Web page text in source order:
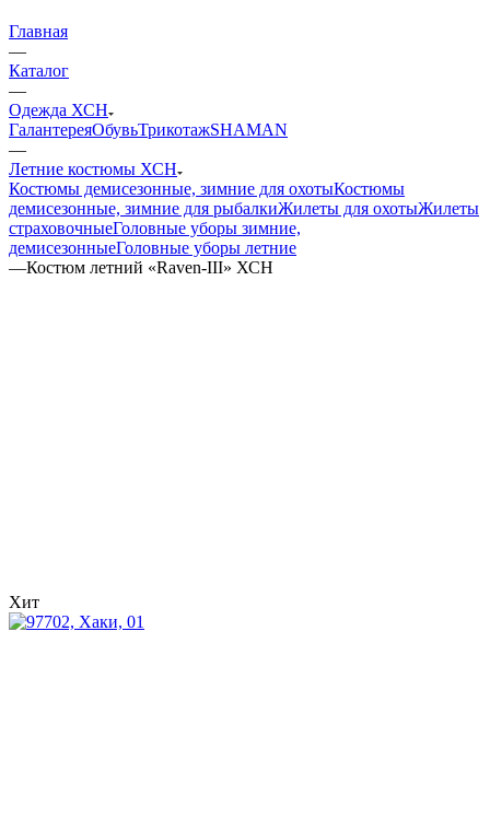
Главная
—
Каталог
—
Одежда ХСН
ГалантереяОбувьТрикотажSHAMAN
—
Летние костюмы ХСН
Костюмы демисезонные, зимние для охотыКостюмы
демисезонные, зимние для рыбалкиЖилеты для охотыЖилеты
страховочныеГоловные уборы зимние,
демисезонныеГоловные уборы летние
—Костюм летний «Raven-III» ХСН
Хит